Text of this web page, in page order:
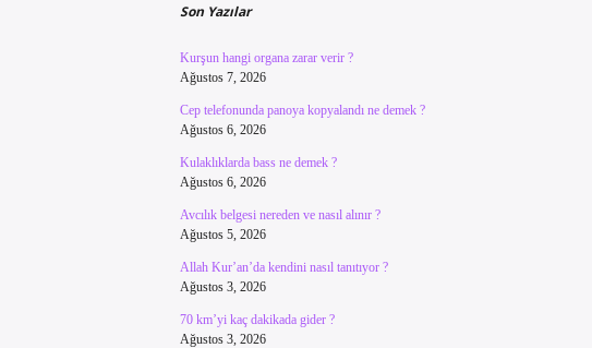
Son Yazılar
Kurşun hangi organa zarar verir ?
Ağustos 7, 2026
Cep telefonunda panoya kopyalandı ne demek ?
Ağustos 6, 2026
Kulaklıklarda bass ne demek ?
Ağustos 6, 2026
Avcılık belgesi nereden ve nasıl alınır ?
Ağustos 5, 2026
Allah Kur’an’da kendini nasıl tanıtıyor ?
Ağustos 3, 2026
70 km’yi kaç dakikada gider ?
Ağustos 3, 2026